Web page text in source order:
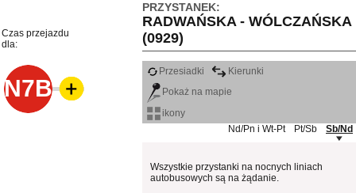
PRZYSTANEK:
RADWAŃSKA - WÓLCZAŃSKA
(0929)
Czas przejazdu
dla:
N7B
Przesiadki
Kierunki
Pokaż na mapie
ikony
Nd/Pn i Wt-Pt
Pt/Sb Sb/Nd
Wszystkie przystanki na nocnych liniach
autobusowych są na żądanie.